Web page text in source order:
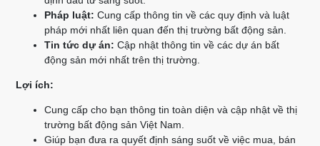
Pháp luật: Cung cấp thông tin về các quy định và luật
pháp mới nhất liên quan đến thị trường bất động sản.
Tin tức dự án: Cập nhật thông tin về các dự án bất
động sản mới nhất trên thị trường.
Lợi ích:
Cung cấp cho bạn thông tin toàn diện và cập nhật về thị
trường bất động sản Việt Nam.
Giúp bạn đưa ra quyết định sáng suốt về việc mua, bán